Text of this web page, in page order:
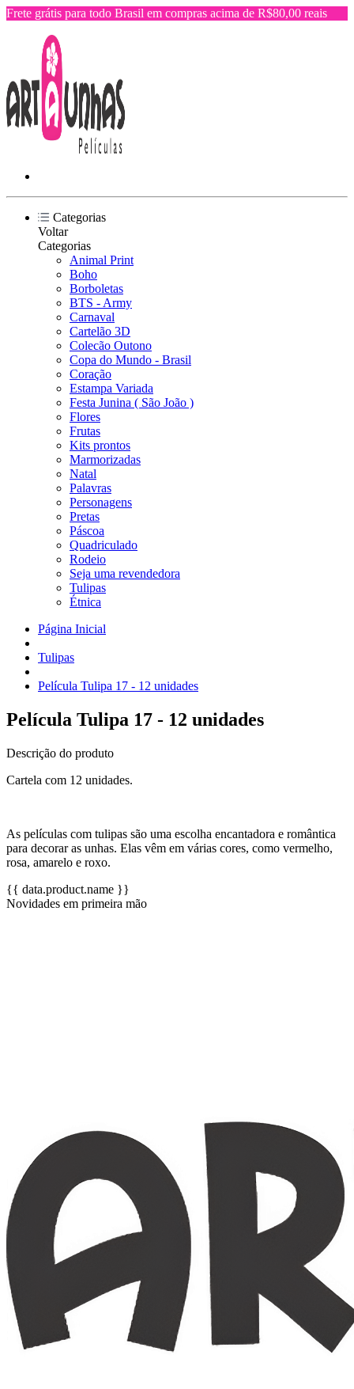
Frete grátis para todo Brasil em compras acima de R$80,00 reais
Categorias
Voltar
Categorias
Animal Print
Boho
Borboletas
BTS - Army
Carnaval
Cartelão 3D
Colecão Outono
Copa do Mundo - Brasil
Coração
Estampa Variada
Festa Junina ( São João )
Flores
Frutas
Kits prontos
Marmorizadas
Natal
Palavras
Personagens
Pretas
Páscoa
Quadriculado
Rodeio
Seja uma revendedora
Tulipas
Étnica
Página Inicial
Tulipas
Película Tulipa 17 - 12 unidades
Película Tulipa 17 - 12 unidades
Descrição do produto
Cartela com 12 unidades.
As películas com tulipas são uma escolha encantadora e romântica
para decorar as unhas. Elas vêm em várias cores, como vermelho,
rosa, amarelo e roxo.
{{ data.product.name }}
Novidades em primeira mão